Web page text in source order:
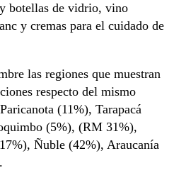
botellas de vidrio, vino
y cremas para el cuidado de
las regiones que muestran
respecto del mismo
(11%), Tarapacá
(5%), (RM 31%),
Ñuble (42%), Araucanía